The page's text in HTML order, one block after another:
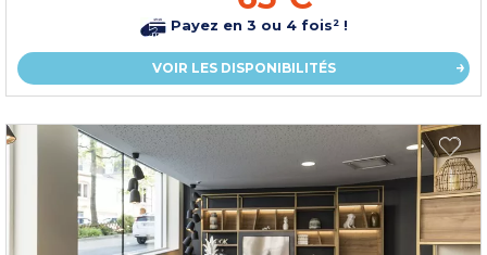
Payez en 3 ou 4 fois² !
VOIR LES DISPONIBILITÉS